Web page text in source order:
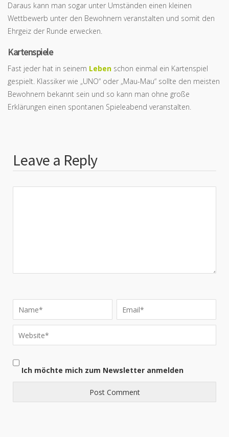
Daraus kann man sogar unter Umständen einen kleinen
Wettbewerb unter den Bewohnern veranstalten und somit den
Ehrgeiz der Runde erwecken.
Kartenspiele
Fast jeder hat in seinem Leben schon einmal ein Kartenspiel
gespielt. Klassiker wie „UNO“ oder „Mau-Mau“ sollte den meisten
Bewohnern bekannt sein und so kann man ohne große
Erklärungen einen spontanen Spieleabend veranstalten.
Leave a Reply
Ich möchte mich zum Newsletter anmelden